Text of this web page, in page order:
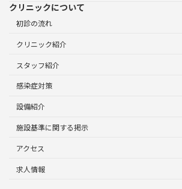
クリニックについて
初診の流れ
クリニック紹介
スタッフ紹介
感染症対策
設備紹介
施設基準に関する掲示
アクセス
求人情報